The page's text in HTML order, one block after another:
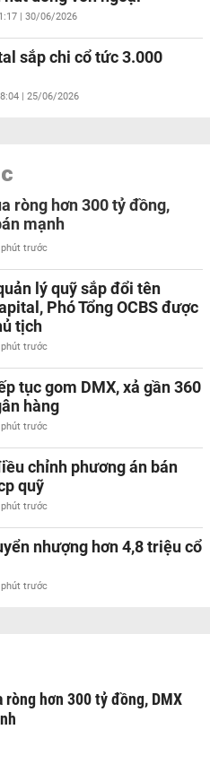
| 30/06/2026
sắp chi cổ tức 3.000
| 25/06/2026
ròng hơn 300 tỷ đồng,
mạnh
phút trước
lý quỹ sắp đổi tên
Phó Tổng OCBS được
tịch
phút trước
tục gom DMX, xả gần 360
hàng
phút trước
chỉnh phương án bán
quỹ
phút trước
nhượng hơn 4,8 triệu cổ
phút trước
ròng hơn 300 tỷ đồng, DMX